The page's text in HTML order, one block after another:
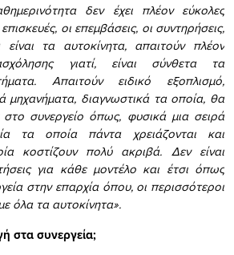
δεν έχει πλέον εύκολες
οι επεμβάσεις, οι συντηρήσεις,
τα αυτοκίνητα, απαιτούν πλέον
γιατί, είναι σύνθετα τα
Απαιτούν ειδικό εξοπλισμό,
μηχανήματα, διαγνωστικά τα οποία, θα
συνεργείο όπως, φυσικά μια σειρά
τα οποία πάντα χρειάζονται και
κοστίζουν πολύ ακριβά. Δεν είναι
για κάθε μοντέλο και έτσι όπως
στην επαρχία όπου, οι περισσότεροι
όλα τα αυτοκίνητα».
στα συνεργεία;